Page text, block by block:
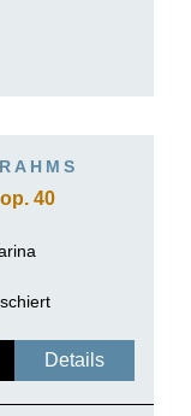
40
Details